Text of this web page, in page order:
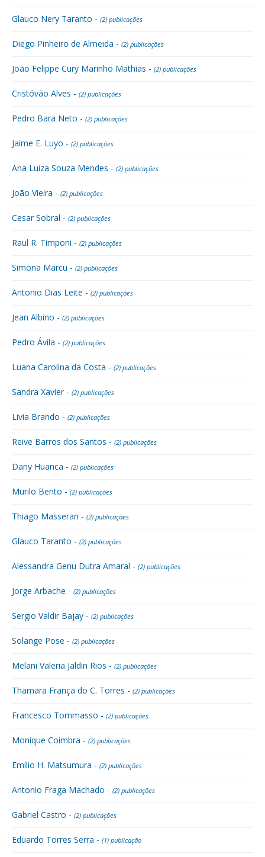
Glauco Nery Taranto - (2) publicações
Diego Pinheiro de Almeida - (2) publicações
João Felippe Cury Marinho Mathias - (2) publicações
Cristóvão Alves - (2) publicações
Pedro Bara Neto - (2) publicações
Jaime E. Luyo - (2) publicações
Ana Luiza Souza Mendes - (2) publicações
João Vieira - (2) publicações
Cesar Sobral - (2) publicações
Raul R. Timponi - (2) publicações
Simona Marcu - (2) publicações
Antonio Dias Leite - (2) publicações
Jean Albino - (2) publicações
Pedro Ávila - (2) publicações
Luana Carolina da Costa - (2) publicações
Sandra Xavier - (2) publicações
Livia Brando - (2) publicações
Reive Barros dos Santos - (2) publicações
Dany Huanca - (2) publicações
Murilo Bento - (2) publicações
Thiago Masseran - (2) publicações
Glauco Taranto - (2) publicações
Alessandra Genu Dutra Amaral - (2) publicações
Jorge Arbache - (2) publicações
Sergio Valdir Bajay - (2) publicações
Solange Pose - (2) publicações
Melani Valeria Jaldin Rios - (2) publicações
Thamara França do C. Torres - (2) publicações
Francesco Tommasso - (2) publicações
Monique Coimbra - (2) publicações
Emílio H. Matsumura - (2) publicações
Antonio Fraga Machado - (2) publicações
Gabriel Castro - (2) publicações
Eduardo Torres Serra - (1) publicação